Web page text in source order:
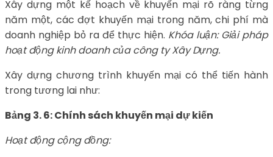
Xây dựng một kế hoạch về khuyến mại rõ ràng từng
năm một, các đợt khuyến mại trong năm, chi phí mà
doanh nghiệp bỏ ra để thực hiện. Khóa luận: Giải pháp
hoạt động kinh doanh của công ty Xây Dựng.
Xây dựng chương trình khuyến mại có thể tiến hành
trong tương lai như:
Bảng 3. 6: Chính sách khuyến mại dự kiến
Hoạt động cộng đồng: